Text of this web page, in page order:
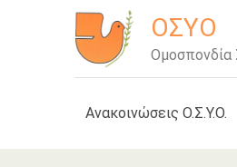
περιεχόμενο
ΟΣΥΟ
Ομοσπονδία
Ανακοινώσεις Ο.Σ.Υ.Ο.